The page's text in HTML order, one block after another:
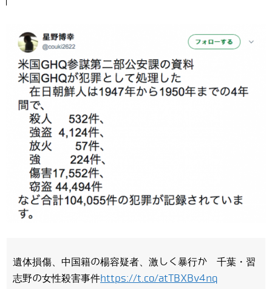
遺体損傷、中国籍の楊容疑者、激しく暴行か 千葉・習
志野の女性殺害事件https://t.co/atTBXBv4nq